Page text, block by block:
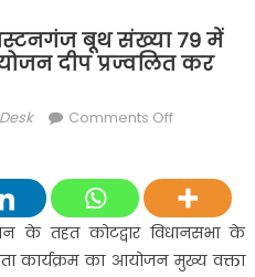
बूथ संख्या 79 में
दीप प्रज्वलित कर
Comments Offon
के
ग्रास्टनगंज
बूथ
संख्या
के तहत कोटद्वार विधानसभा के
कार्यक्रम का आयोजन मुख्य वक्ता